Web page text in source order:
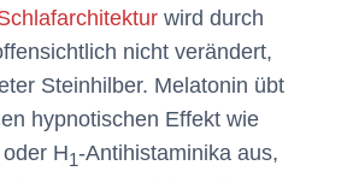
wird durch
nicht verändert,
Steinhilber. Melatonin übt
hypnotischen Effekt wie
H1‐Antihistaminika aus,